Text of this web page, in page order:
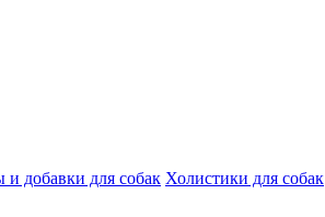
добавки для собак Холистики для собак